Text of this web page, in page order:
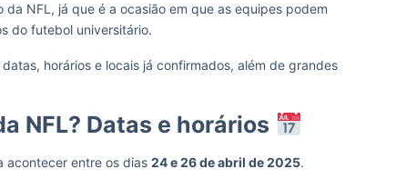
NFL, já que é a ocasião em que as equipes podem
do futebol universitário.
horários e locais já confirmados, além de grandes
NFL? Datas e horários
acontecer entre os dias 24 e 26 de abril de 2025.